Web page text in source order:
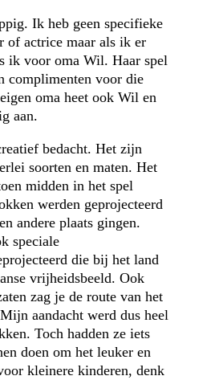
Ik heb geen specifieke
of actrice maar als ik er
ik voor oma Wil. Haar spel
complimenten voor die
oma heet ook Wil en
aan.
bedacht. Het zijn
soorten en maten. Het
midden in het spel
werden geprojecteerd
andere plaats gingen.
speciale
die bij het land
vrijheidsbeeld. Ook
zag je de route van het
aandacht werd dus heel
Toch hadden ze iets
doen om het leuker en
kleinere kinderen, denk